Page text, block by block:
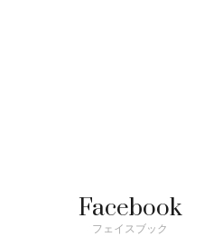
Facebook
フェイスブック